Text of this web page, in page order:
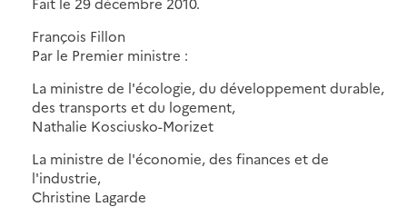
François Fillon
Par le Premier ministre :
La ministre de l'écologie, du développement durable,
des transports et du logement,
Nathalie Kosciusko-Morizet
La ministre de l'économie, des finances et de
l'industrie,
Christine Lagarde